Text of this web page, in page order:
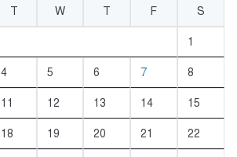
T W T F S
1
4 5 6 7 8
11 12 13 14 15
18 19 20 21 22